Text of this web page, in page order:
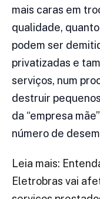
mais caras em
qualidade,
podem ser
privatizadas e
serviços, num
destruir
da “empresa
número de
Leia mais:
Eletrobras vai